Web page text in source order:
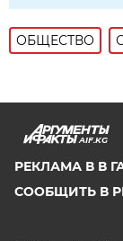
ОБЩЕСТВО
AIF.KG
РЕКЛАМА В В
СООБЩИТЬ В